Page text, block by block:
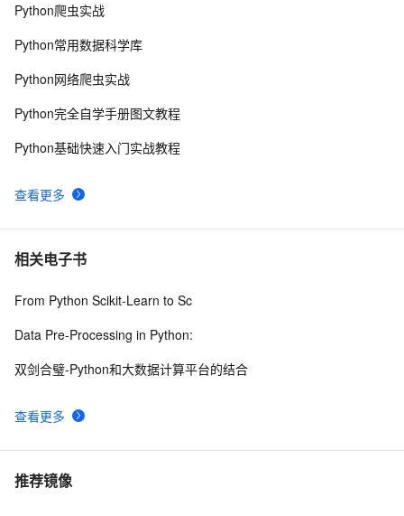
10python中使用and和or来实现其它语言中的?号表达式
查看更多
Python爬虫实战
Python常用数据科学库
Python网络爬虫实战
Python完全自学手册图文教程
Python基础快速入门实战教程
相关电子书
查看更多
From Python Scikit-Learn to Sc
Data Pre-Processing in Python:
双剑合璧-Python和大数据计算平台的结合
推荐镜像